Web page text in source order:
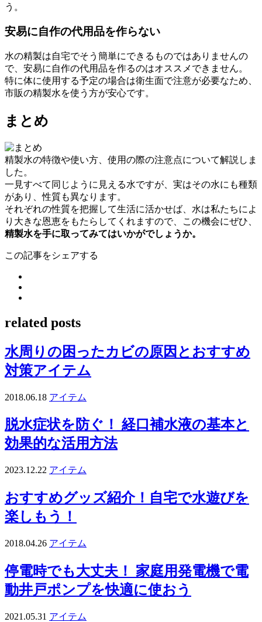
う。
安易に自作の代用品を作らない
水の精製は自宅でそう簡単にできるものではありませんの
で、安易に自作の代用品を作るのはオススメできません。
特に体に使用する予定の場合は衛生面で注意が必要なため、
市販の精製水を使う方が安心です。
まとめ
精製水の特徴や使い方、使用の際の注意点について解説しま
した。
一見すべて同じように見える水ですが、実はその水にも種類
があり、性質も異なります。
それぞれの性質を把握して生活に活かせば、水は私たちによ
り大きな恩恵をもたらしてくれますので、この機会にぜひ、
精製水を手に取ってみてはいかがでしょうか。
この記事をシェアする
related posts
水周りの困ったカビの原因とおすすめ
対策アイテム
2018.06.18 アイテム
脱水症状を防ぐ！ 経口補水液の基本と
効果的な活用方法
2023.12.22 アイテム
おすすめグッズ紹介！自宅で水遊びを
楽しもう！
2018.04.26 アイテム
停電時でも大丈夫！ 家庭用発電機で電
動井戸ポンプを快適に使おう
2021.05.31 アイテム